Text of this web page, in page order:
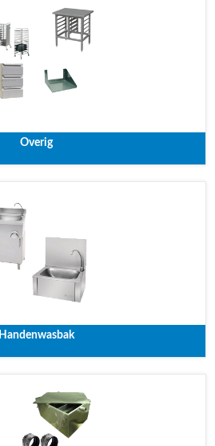
Overig
Handenwasbak